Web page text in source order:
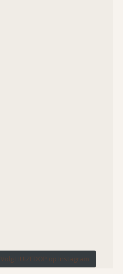
Volg HUIZEDOP op Instagram